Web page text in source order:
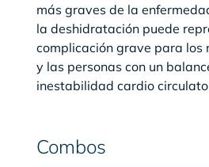
más graves de la
la deshidratación puede
complicación grave para los
y las personas con un
inestabilidad cardio
Combos